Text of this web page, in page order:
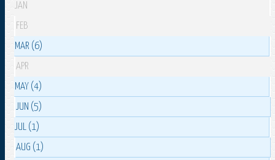
JAN
FEB
MAR (6)
APR
MAY (4)
JUN (5)
JUL (1)
AUG (1)